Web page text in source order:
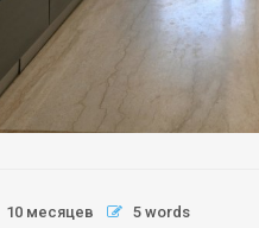
10 месяцев 5 words